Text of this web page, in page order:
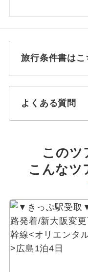
旅行条件書はこ
よくある質問
このツ
こんなツ